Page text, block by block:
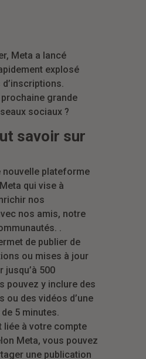
Meta a lancé
explosé
grande
sociaux ?
savoir sur
nouvelle plateforme
qui vise à
nos
nos amis, notre
.
de publier de
ou mises à jour
jusqu’à 500
pouvez y inclure des
ou des vidéos d’une
5 minutes.
liée à votre compte
Meta, vous pouvez
une publication